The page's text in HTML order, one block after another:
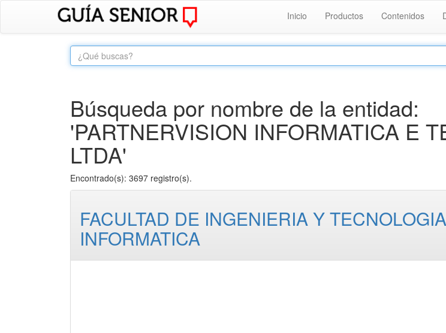
Inicio Productos Contenidos
Búsqueda por nombre de la entidad:
'PARTNERVISION INFORMATICA E
LTDA'
Encontrado(s): 3697 registro(s).
FACULTAD DE INGENIERIA Y TECNOLOGIA
INFORMATICA